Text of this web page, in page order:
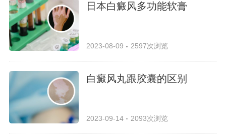
日本白癜风多功能软膏
2023-08-09 2597次浏览
白癜风丸跟胶囊的区别
2023-09-14 2093次浏览